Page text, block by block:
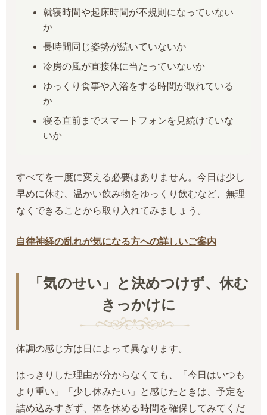
就寝時間や起床時間が不規則になっていない
か
長時間同じ姿勢が続いていないか
冷房の風が直接体に当たっていないか
ゆっくり食事や入浴をする時間が取れている
か
寝る直前までスマートフォンを見続けていな
いか
すべてを一度に変える必要はありません。今日は少し
早めに休む、温かい飲み物をゆっくり飲むなど、無理
なくできることから取り入れてみましょう。
自律神経の乱れが気になる方への詳しいご案内
「気のせい」と決めつけず、休む
きっかけに
体調の感じ方は日によって異なります。
はっきりした理由が分からなくても、「今日はいつも
より重い」「少し休みたい」と感じたときは、予定を
詰め込みすぎず、体を休める時間を確保してみてくだ